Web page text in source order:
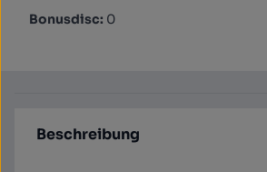
Bonusdisc: 0
Beschreibung